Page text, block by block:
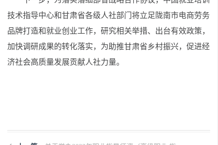
技术指导中心和甘肃省各级人社部门将立足陇南市电商劳务
品牌打造和就业创业工作，研究相关举措、出台有效政策，
加快调研成果的转化落实，为助推甘肃省乡村振兴，促进经
济社会高质量发展贡献人社力量。